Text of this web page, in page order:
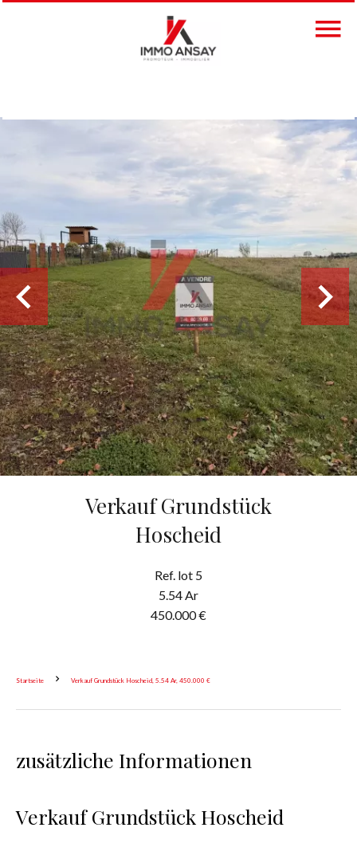
Verkauf Grundstück
Hoscheid
Ref. lot 5
5.54 Ar
450.000 €
Startseite Verkauf Grundstück Hoscheid, 5.54 Ar, 450.000 €
zusätzliche Informationen
Verkauf Grundstück Hoscheid